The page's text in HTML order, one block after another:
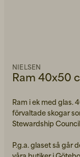
Ram 40x50
NIELSEN
Ram i ek med glas.
förvaltade skogar
Stewardship
P.g.a. glaset så går